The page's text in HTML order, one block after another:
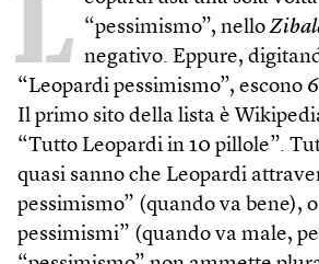
L “pessimismo”, nello
negativo. Eppure,
“Leopardi pessimismo”, escono
Il primo sito della lista è
“Tutto Leopardi in 10 pillole”.
quasi sanno che Leopardi
pessimismo” (quando va bene),
pessimismi” (quando va male,